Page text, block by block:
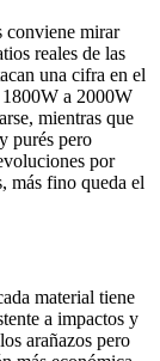
conviene mirar
reales de las
una cifra en el
a 2000W
mientras que
purés pero
por
más fino queda el
material tiene
a impactos y
arañazos pero